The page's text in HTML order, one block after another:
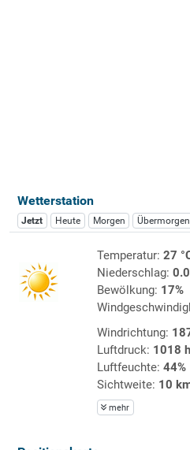
Wetterstation
Jetzt Heute Morgen Übermorgen
Temperatur: 27
Niederschlag:
Bewölkung: 17%
Windrichtung:
Luftdruck: 1018
Luftfeuchte: 44%
Sichtweite: 10
mehr